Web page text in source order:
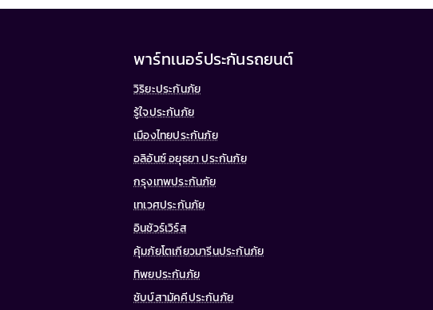
พาร์ทเนอร์ประกันรถยนต์
วิริยะประกันภัย
รู้ใจประกันภัย
เมืองไทยประกันภัย
อลิอันซ์ อยุธยา ประกันภัย
กรุงเทพประกันภัย
เทเวศประกันภัย
อินชัวร์เวิร์ส
คุ้มภัยโตเกียวมารีนประกันภัย
ทิพยประกันภัย
ชับบ์สามัคคีประกันภัย